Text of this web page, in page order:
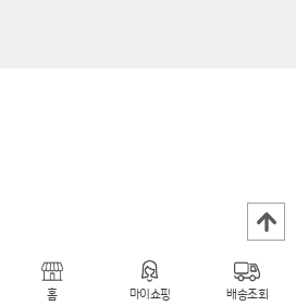
홈 마이쇼핑 배송조회